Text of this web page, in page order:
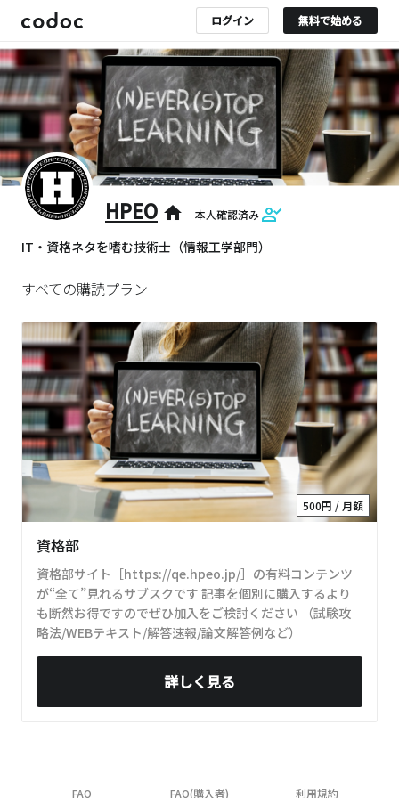
ログイン 無料で始める
HPEO home 本人確認済み
IT・資格ネタを嗜む技術士（情報工学部門）
すべての購読プラン
500円 / 月額
資格部
資格部サイト［https://qe.hpeo.jp/］の有料コンテンツ
が“全て”見れるサブスクです 記事を個別に購入するより
も断然お得ですのでぜひ加入をご検討ください （試験攻
略法/WEBテキスト/解答速報/論文解答例など）
詳しく見る
FAQ FAQ(購入者) 利用規約